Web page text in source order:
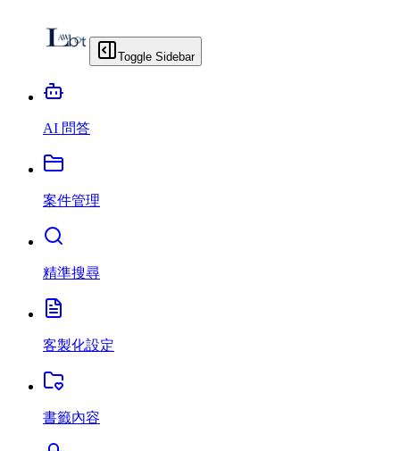
Toggle Sidebar
AI 問答
案件管理
精準搜尋
客製化設定
書籤內容